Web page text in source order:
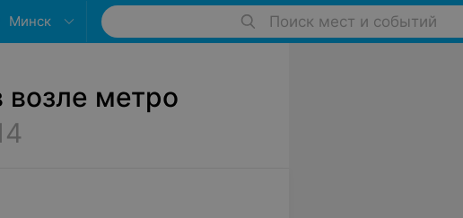
Минск Поиск мест и событий
возле метро